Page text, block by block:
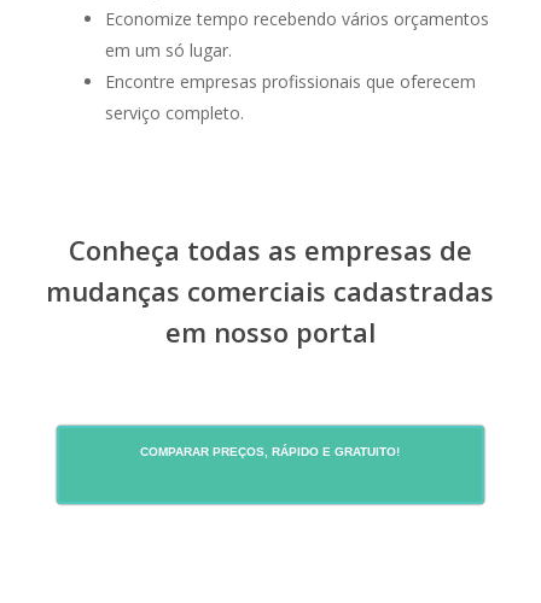
Economize tempo recebendo vários orçamentos
em um só lugar.
Encontre empresas profissionais que oferecem
serviço completo.
Conheça todas as empresas de
mudanças comerciais cadastradas
em nosso portal
COMPARAR PREÇOS, RÁPIDO E GRATUITO!